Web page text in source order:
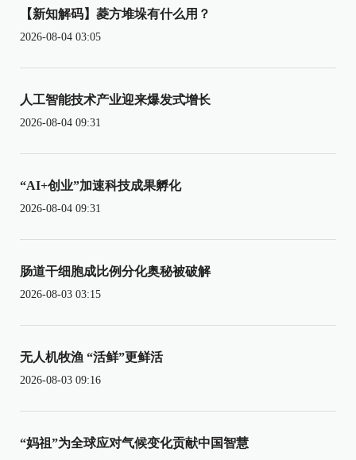
【新知解码】菱方堆垛有什么用？
2026-08-04 03:05
人工智能技术产业迎来爆发式增长
2026-08-04 09:31
“AI+创业”加速科技成果孵化
2026-08-04 09:31
肠道干细胞成比例分化奥秘被破解
2026-08-03 03:15
无人机牧渔 “活鲜”更鲜活
2026-08-03 09:16
“妈祖”为全球应对气候变化贡献中国智慧